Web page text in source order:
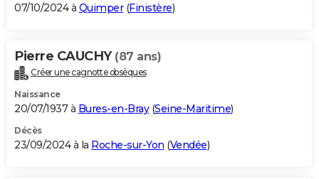
07/10/2024 à Quimper(Finistère)
Pierre CAUCHY (87 ans)
Créer une cagnotte obsèques
Naissance
20/07/1937 à Bures-en-Bray(Seine-Maritime)
Décès
23/09/2024 à la Roche-sur-Yon (Vendée)